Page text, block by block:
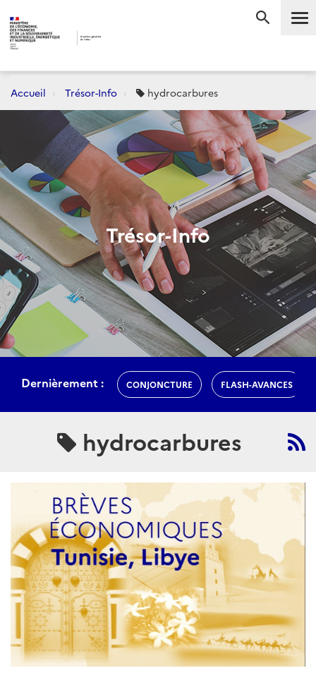
Accueil Trésor-Info hydrocarbures
Trésor-Info
Dernièrement : CONJONCTURE FLASH-AVANCES
hydrocarbures